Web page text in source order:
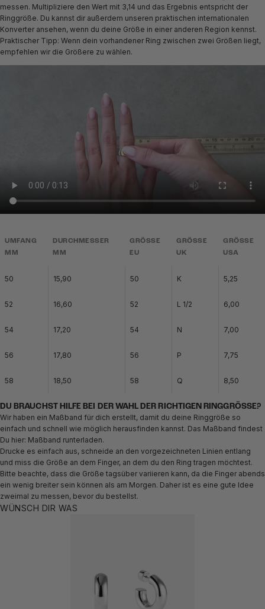
messen. Multipliziere den Wert mit 3,14 und das Ergebnis entspricht der
Ringgröße. Du kannst dir außerdem unseren praktischen internationalen
Konverter ansehen, wenn du deine Größe in einer anderen Region kennst.
Praktischer Tipp: Wenn dein vorhandener Ring zwischen zwei Größen liegt,
empfehlen wir die Größere zu wählen.
UMFANG
MM
DURCHMESSER
MM
GRÖSSE
EU
GRÖSSE
UK
GRÖSSE
USA
50 15,90 50 K 5,25
52 16,60 52 L 1/2 6,00
54 17,20 54 N 7,00
56 17,80 56 P 7,75
58 18,50 58 Q 8,50
DU BRAUCHST HILFE BEI DER WAHL DER RICHTIGEN RINGGRÖSSE?
Wir haben ein Maßband für dich erstellt, damit du deine Ringgröße so
einfach und schnell wie möglich herausfinden kannst. Das Maßband findest
Du hier: Maßband runterladen.
Drucke es einfach aus, schneide an den vorgezeichneten Linien entlang
und miss die Größe an dem Finger, an dem du den Ring tragen möchtest.
Bitte beachte, dass die Größe tagsüber variieren kann, da die Finger abends
ein wenig breiter sein können als am Morgen. Daher ist es eine gute Idee
zweimal zu messen, bevor du bestellst.
WÜNSCH DIR WAS